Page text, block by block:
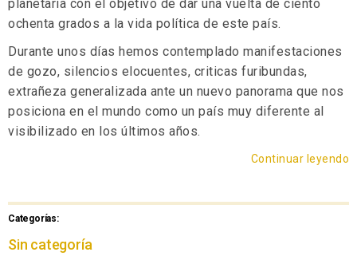
planetaria con el objetivo de dar una vuelta de ciento
ochenta grados a la vida política de este país.
Durante unos días hemos contemplado manifestaciones
de gozo, silencios elocuentes, criticas furibundas,
extrañeza generalizada ante un nuevo panorama que nos
posiciona en el mundo como un país muy diferente al
visibilizado en los últimos años.
Continuar leyendo
Categorías:
Sin categoría